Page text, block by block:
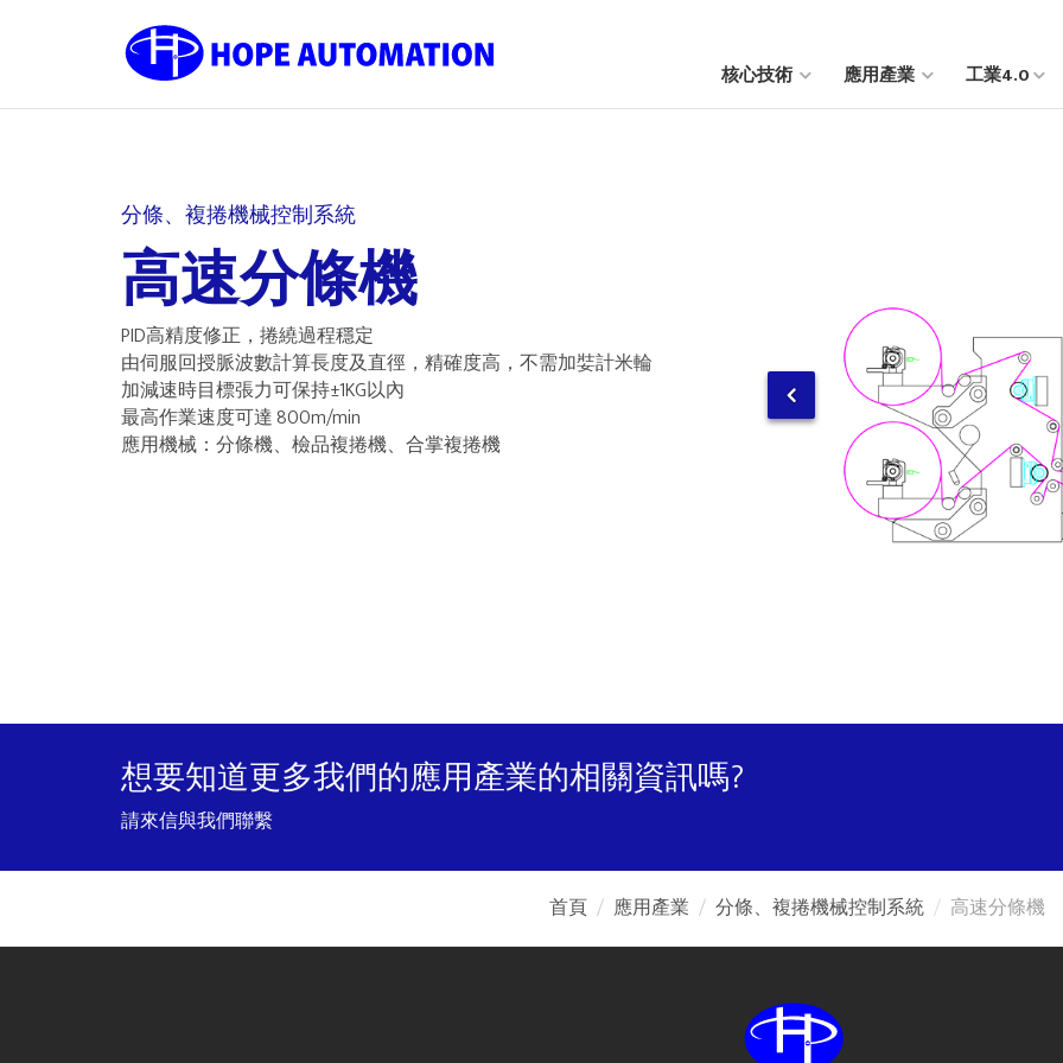
核心技術 應用產業 工業4.0
分條、複捲機械控制系統
高速分條機
PID高精度修正，捲繞過程穩定
由伺服回授脈波數計算長度及直徑，精確度高，不需加娤計米輪
加減速時目標張力可保持±1KG以內
最高作業速度可達 800m/min
應用機械：分條機、檢品複捲機、合掌複捲機
想要知道更多我們的應用產業的相關資訊嗎?
請來信與我們聯繫
首頁 應用產業 分條、複捲機械控制系統 高速分條機